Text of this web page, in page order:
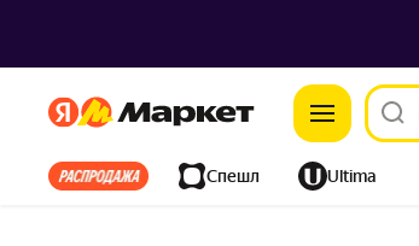
ЯндексЯндекс
Все хиты Спешл Ultima